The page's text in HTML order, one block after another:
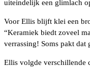
uiteindelijk een glimlach
Voor Ellis blijft klei een
“Keramiek biedt zoveel
verrassing! Soms pakt
Ellis volgde verschillende